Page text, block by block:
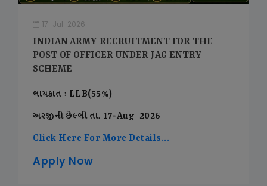
17-Jul-2026
INDIAN ARMY RECRUITMENT FOR THE
POST OF OFFICER UNDER JAG ENTRY
SCHEME
લાયકાત : LLB(55%)
અરજીની છેલ્લી તા. 17-Aug-2026
Click Here For More Details...
Apply Now